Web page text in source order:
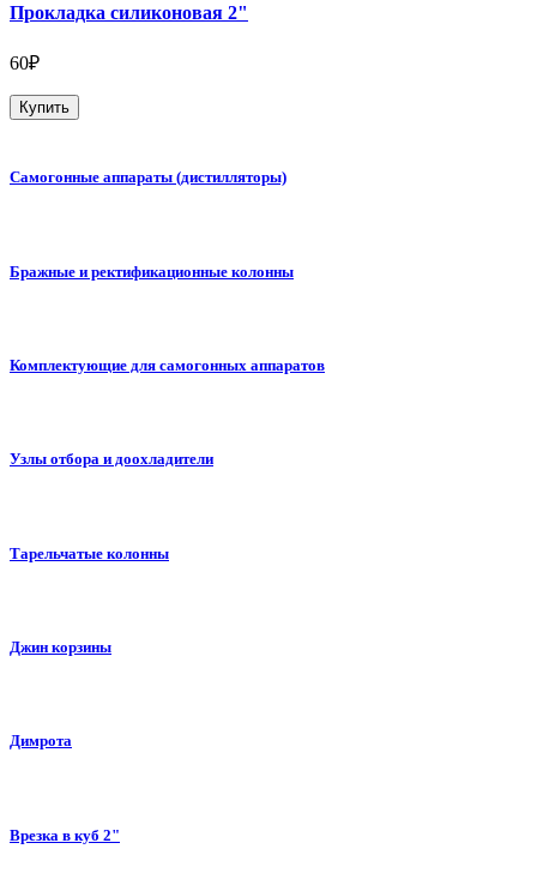
Прокладка силиконовая 2"
60₽
Купить
Самогонные аппараты (дистилляторы)
Бражные и ректификационные колонны
Комплектующие для самогонных аппаратов
Узлы отбора и доохладители
Тарельчатые колонны
Джин корзины
Димрота
Врезка в куб 2"